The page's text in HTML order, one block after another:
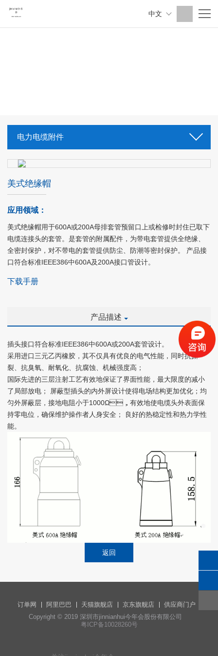
中文
电力电缆附件
美式绝缘帽
应用领域：
美式绝缘帽用于600A或200A母排套管预留口上或检修时封住已取下
电缆连接头的套管。是套管的附属配件，为带电套管提供全绝缘、
全密封保护，对不带电的套管提供防尘、防潮等密封保护。 产品接
口符合标准IEEE386中600A及200A接口管设计。
下载手册
产品描述
插头接口符合标准IEEE386中600A或200A套管设计。
采用进口三元乙丙橡胶，其不仅具有优良的电气性能，同时抗撕
裂、抗臭氧、耐氧化、抗腐蚀、机械强度高；
国际先进的三层注射工艺有效地保证了界面性能，最大限度的减小
了局部放电； 屏蔽型插头的内外屏设计使得电场结构更加优化；均
匀外屏蔽层，接地电阻小于1000Ω，有效地使电缆头外表面保
持零电位，确保维护操作者人身安全； 良好的热稳定性和热力学性
能。
返回
订单网 阿里巴巴 天猫旗舰店 京东旗舰店
供应商门户
Copyright © 2019 深圳市jinnianhui今年会股份有限公司
粤ICP备10028260号